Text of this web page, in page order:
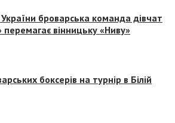
броварська команда дівчат
перемагає вінницьку «Ниву»
боксерів на турнір в Білій